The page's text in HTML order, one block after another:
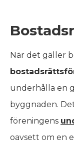
När det gäller
underhålla en
byggnaden.
föreningens
oavsett om en